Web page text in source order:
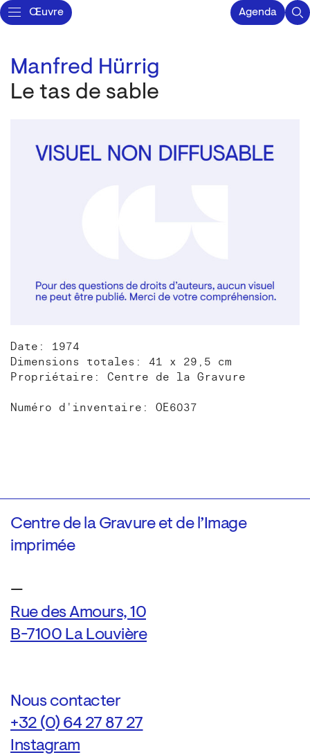
Œuvre Agenda
Manfred Hürrig
Le tas de sable
Date: 1974
Dimensions totales: 41 x 29,5 cm
Propriétaire: Centre de la Gravure
Numéro d'inventaire: OE6037
Centre de la Gravure et de l’Image
imprimée
—
Rue des Amours, 10
B-7100 La Louvière
Nous contacter
+32 (0) 64 27 87 27
Instagram